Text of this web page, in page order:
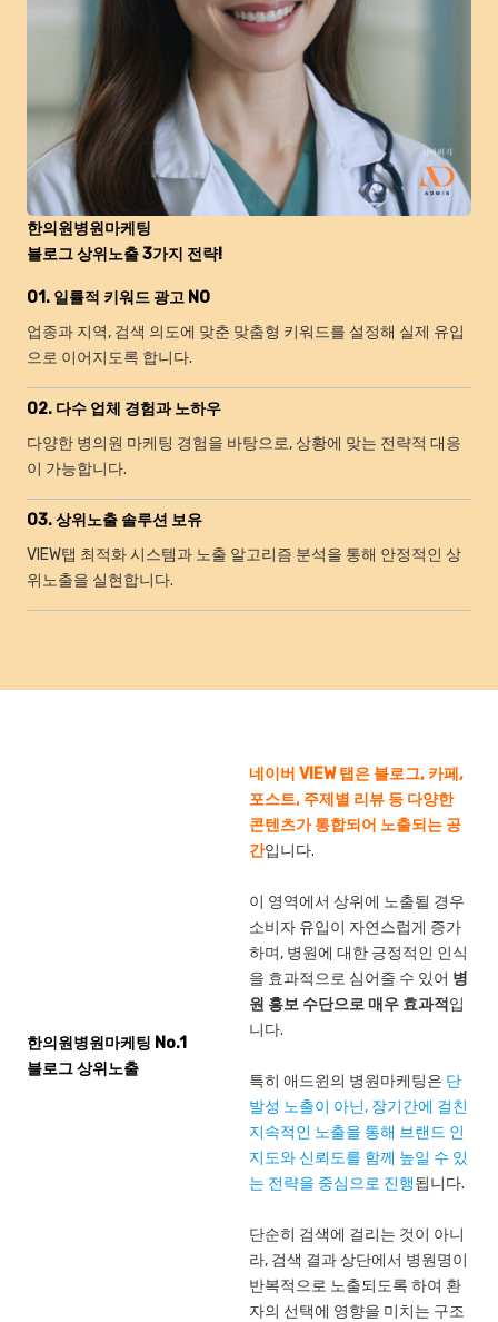
한의원병원마케팅
블로그 상위노출 3가지 전략!
01. 일률적 키워드 광고 NO
업종과 지역, 검색 의도에 맞춘 맞춤형 키워드를 설정해 실제 유입
으로 이어지도록 합니다.
02. 다수 업체 경험과 노하우
다양한 병의원 마케팅 경험을 바탕으로, 상황에 맞는 전략적 대응
이 가능합니다.
03. 상위노출 솔루션 보유
VIEW탭 최적화 시스템과 노출 알고리즘 분석을 통해 안정적인 상
위노출을 실현합니다.
한의원병원마케팅 No.1
블로그 상위노출
네이버 VIEW 탭은 블로그, 카페,
포스트, 주제별 리뷰 등 다양한
콘텐츠가 통합되어 노출되는 공
간입니다.
이 영역에서 상위에 노출될 경우
소비자 유입이 자연스럽게 증가
하며, 병원에 대한 긍정적인 인식
을 효과적으로 심어줄 수 있어 병
원 홍보 수단으로 매우 효과적 입
니다.
특히 애드윈의 병원마케팅은 단
발성 노출이 아닌, 장기간에 걸친
지속적인 노출을 통해 브랜드 인
지도와 신뢰도를 함께 높일 수 있
는 전략을 중심으로 진행됩니다.
단순히 검색에 걸리는 것이 아니
라, 검색 결과 상단에서 병원명이
반복적으로 노출되도록 하여 환
자의 선택에 영향을 미치는 구조